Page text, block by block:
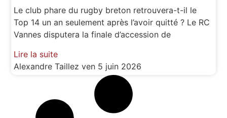
Le club phare du rugby breton retrouvera-t-il le
Top 14 un an seulement après l’avoir quitté ? Le RC
Vannes disputera la finale d’accession de
Lire la suite
Alexandre Taillezven 5 juin 2026